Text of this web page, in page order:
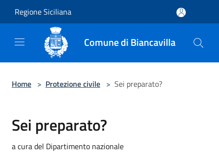
Regione Siciliana
Comune di Biancavilla
Home > Protezione civile > Sei preparato?
Sei preparato?
a cura del Dipartimento nazionale